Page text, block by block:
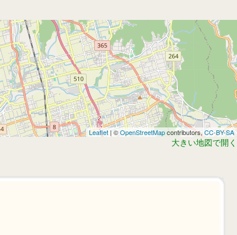
Leaflet| ©OpenStreetMapcontributors,CC-BY-SA
大きい地図で開く